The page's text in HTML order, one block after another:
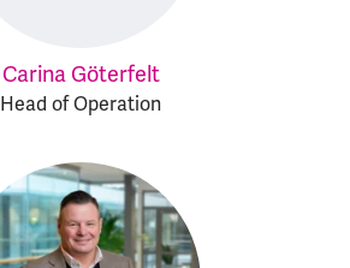
Carina Göterfelt
Head of Operation